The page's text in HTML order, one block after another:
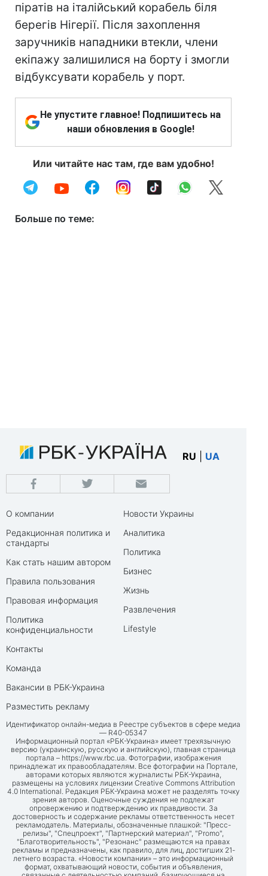
піратів на італійський корабель біля
берегів Нігерії. Після захоплення
заручників нападники втекли, члени
екіпажу залишилися на борту і змогли
відбуксувати корабель у порт.
Не упустите главное! Подпишитесь на
наши обновления в Google!
Или читайте нас там, где вам удобно!
Больше по теме:
RU UA
О компании
Редакционная политика и
стандарты
Как стать нашим автором
Правила пользования
Правовая информация
Политика
конфиденциальности
Контакты
Команда
Вакансии в РБК-Украина
Разместить рекламу
Новости Украины
Аналитика
Политика
Бизнес
Жизнь
Развлечения
Lifestyle
Идентификатор онлайн-медиа в Реестре субъектов в сфере медиа
— R40-05347
Информационный портал «РБК-Украина» имеет трехязычную
версию (украинскую, русскую и английскую), главная страница
портала – https://www.rbc.ua. Фотографии, изображения
принадлежат их правообладателям. Все фотографии на Портале,
авторами которых являются журналисты РБК-Украина,
размещены на условиях лицензии Creative Commons Attribution
4.0 International. Редакция РБК-Украина может не разделять точку
зрения авторов. Оценочные суждения не подлежат
опровержению и подтверждению их правдивости. За
достоверность и содержание рекламы ответственность несет
рекламодатель. Материалы, обозначенные плашкой: "Пресс-
релизы", "Спецпроект", "Партнерский материал", "Promo",
"Благотворительность", "Резонанс" размещаются на правах
рекламы и предназначены, как правило, для лиц, достигших 21-
летнего возраста. «Новости компании» – это информационный
формат, охватывающий новости, события и объявления,